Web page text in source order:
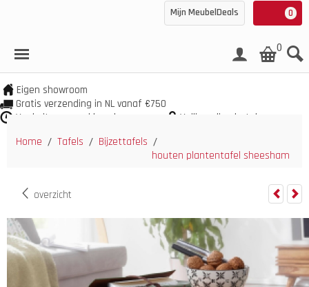
0
Mijn MeubelDeals
0
Eigen showroom
Gratis verzending in NL vanaf €750
Veel uit voorraad leverbaar
Veilig online betalen
Home / Tafels / Bijzettafels /
houten plantentafel sheesham
overzicht